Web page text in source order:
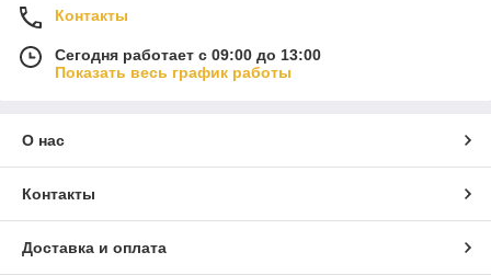
Контакты
Сегодня работает с 09:00 до 13:00
Показать весь график работы
О нас
Контакты
Доставка и оплата